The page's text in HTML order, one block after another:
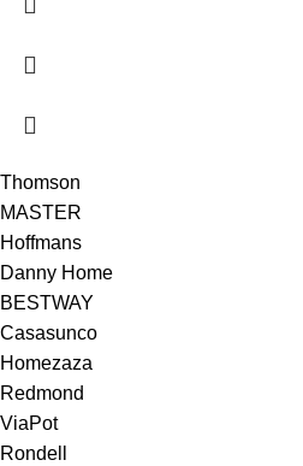
Thomson
MASTER
Hoffmans
Danny Home
BESTWAY
Casasunco
Homezaza
Redmond
ViaPot
Rondell